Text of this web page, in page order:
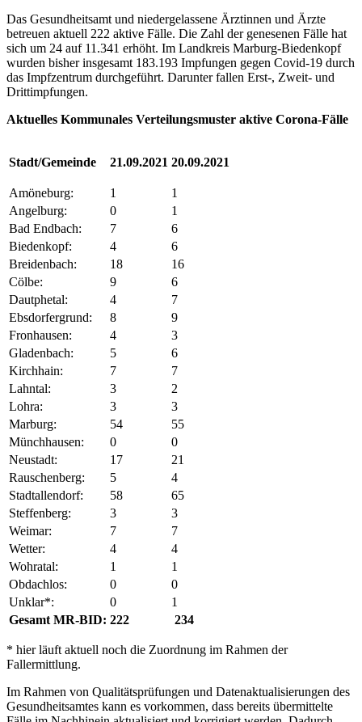
Das Gesundheitsamt und niedergelassene Ärztinnen und Ärzte
betreuen aktuell 222 aktive Fälle. Die Zahl der genesenen Fälle hat
sich um 24 auf 11.341 erhöht. Im Landkreis Marburg-Biedenkopf
wurden bisher insgesamt 183.193 Impfungen gegen Covid-19 durch
das Impfzentrum durchgeführt. Darunter fallen Erst-, Zweit- und
Drittimpfungen.
Aktuelles Kommunales Verteilungsmuster aktive Corona-Fälle
Stadt/Gemeinde 21.09.2021 20.09.2021
Amöneburg: 1
1
Angelburg:
0
1
Bad Endbach:
7
6
Biedenkopf:
4
6
Breidenbach:
18
16
Cölbe:
9
6
Dautphetal:
4
7
Ebsdorfergrund:
8
9
Fronhausen:
4
3
Gladenbach:
5
6
Kirchhain:
7
7
Lahntal:
3
2
Lohra:
3
3
Marburg:
54
55
Münchhausen:
0
0
Neustadt:
17
21
Rauschenberg:
5
4
Stadtallendorf:
58
65
Steffenberg:
3
3
Weimar:
7
7
Wetter:
4
4
Wohratal:
1
1
Obdachlos:
0
0
Unklar*:
0
1
Gesamt MR-BID: 222 234
* hier läuft aktuell noch die Zuordnung im Rahmen der
Fallermittlung.
Im Rahmen von Qualitätsprüfungen und Datenaktualisierungen des
Gesundheitsamtes kann es vorkommen, dass bereits übermittelte